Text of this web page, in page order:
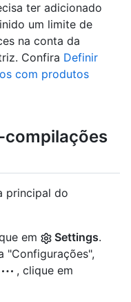
ter adicionado
um limite de
na conta da
Confira Definir
com produtos
principal do
em
Settings.
"Configurações",
, clique em